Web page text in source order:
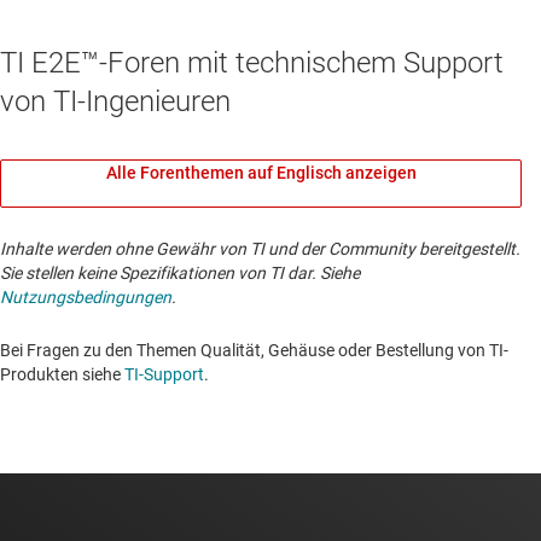
TI E2E™-Foren mit technischem Support
von TI-Ingenieuren
Alle Forenthemen auf Englisch anzeigen
Inhalte werden ohne Gewähr von TI und der Community bereitgestellt.
Sie stellen keine Spezifikationen von TI dar. Siehe
Nutzungsbedingungen.
Bei Fragen zu den Themen Qualität, Gehäuse oder Bestellung von TI-
Produkten sieheTI-Support. ​​​​​​​​​​​​​​